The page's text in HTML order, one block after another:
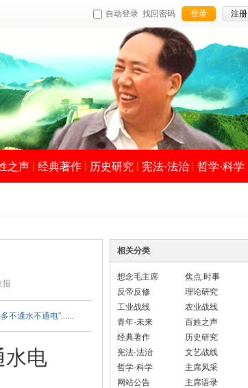
自动登录 找回密码 登录 注册
之声 经典著作 历史研究 宪法·法治 哲学·科学
报
不通水不通电”......
水电
相关分类
想念毛主席
焦点.时事
反帝反修
理论研究
工业战线
农业战线
青年·未来
百姓之声
经典著作
历史研究
宪法·法治
文艺战线
哲学·科学
主席风采
网站公告
主席语录